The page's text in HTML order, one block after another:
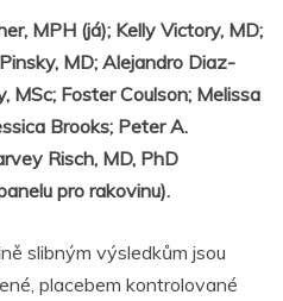
MPH (já); Kelly Victory, MD;
MD; Alejandro Diaz-
MSc; Foster Coulson; Melissa
Brooks; Peter A.
Risch, MD, PhD
pro rakovinu).
slibným výsledkům jsou
placebem kontrolované